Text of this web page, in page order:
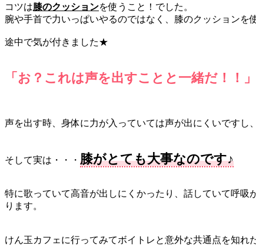
コツは膝のクッションを使うこと！でした。
腕や手首で力いっぱいやるのではなく、膝のクッションを
途中で気が付きました★
「お？これは声を出すことと一緒だ！！」
声を出す時、身体に力が入っていては声が出にくいですし
そして実は・・・ 膝がとても大事なのです♪
特に歌っていて高音が出しにくかったり、話していて呼
ります。
けん玉カフェに行ってみてボイトレと意外な共通点を知れ